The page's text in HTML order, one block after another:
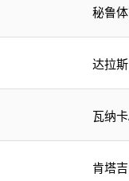
秘鲁
达拉
瓦纳
肯塔